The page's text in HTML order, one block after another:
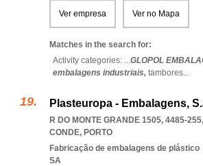
Ver empresa Ver no Mapa
Matches in the search for:
Activity categories: ...GLOPOL
embalagens industriais, tambores...
Plasteuropa - Embalagens,
R DO MONTE GRANDE 1505, 4485-255,
CONDE, PORTO
Fabricação de embalagens de plástico
SA